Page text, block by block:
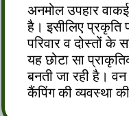
अनमोल उपहार
है। इसीलिए प्रकृति
परिवार व दोस्तों के
यह छोटा सा
बनती जा रही है। वन
कैंपिंग की व्यवस्था